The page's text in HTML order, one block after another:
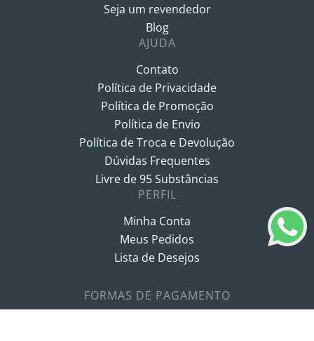
Seja um revendedor
Blog
AJUDA
Contato
Política de Privacidade
Política de Promoção
Política de Envio
Política de Troca e Devolução
Dúvidas Frequentes
Livre de 95 Substâncias
PERFIL
Minha Conta
Meus Pedidos
Lista de Desejos
FORMAS DE PAGAMENTO